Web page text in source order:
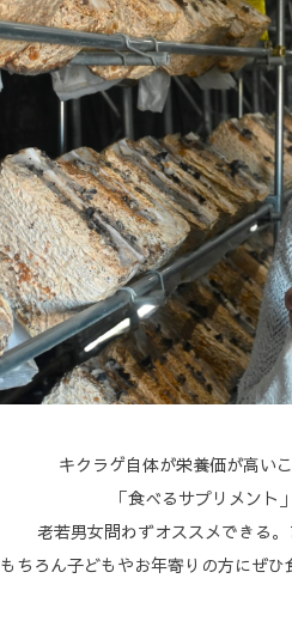
キクラゲ自体が栄養価が高い
「食べるサプリメン
老若男女問わずオススメできる
もちろん子どもやお年寄りの方にぜ